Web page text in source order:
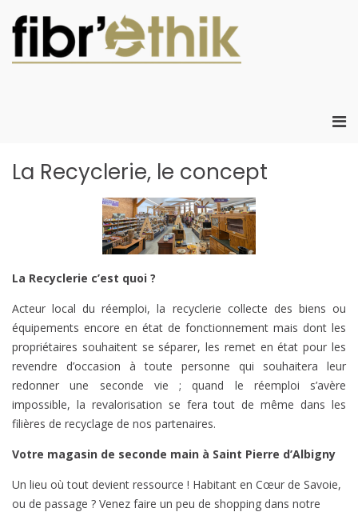
contenu
l'emploi local
La Recyclerie, le concept
La Recyclerie c’est quoi ?
Acteur local du réemploi, la recyclerie collecte des biens ou
équipements encore en état de fonctionnement mais dont les
propriétaires souhaitent se séparer, les remet en état pour les
revendre d’occasion à toute personne qui souhaitera leur
redonner une seconde vie ; quand le réemploi s’avère
impossible, la revalorisation se fera tout de même dans les
filières de recyclage de nos partenaires.
Votre magasin de seconde main à Saint Pierre d’Albigny
Un lieu où tout devient ressource ! Habitant en Cœur de Savoie,
ou de passage ? Venez faire un peu de shopping dans notre